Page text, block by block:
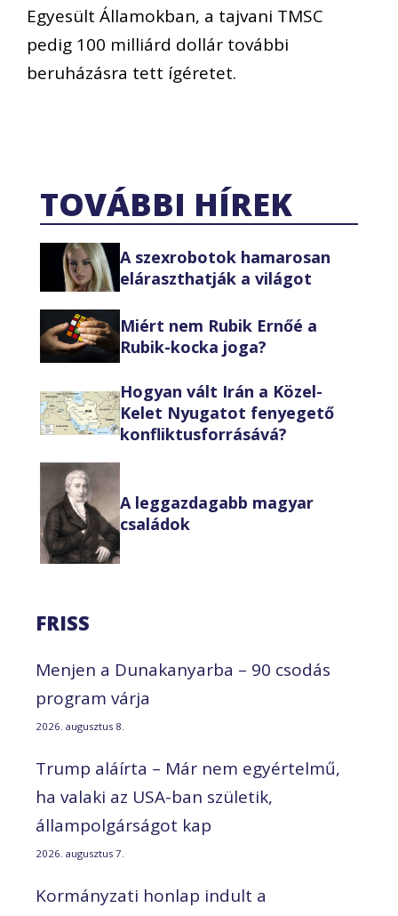
Egyesült Államokban, a tajvani TMSC
pedig 100 milliárd dollár további
beruházásra tett ígéretet.
TOVÁBBI HÍREK
A szexrobotok hamarosan
eláraszthatják a világot
Miért nem Rubik Ernőé a
Rubik-kocka joga?
Hogyan vált Irán a Közel-
Kelet Nyugatot fenyegető
konfliktusforrásává?
A leggazdagabb magyar
családok
FRISS
Menjen a Dunakanyarba – 90 csodás
program várja
2026. augusztus 8.
Trump aláírta – Már nem egyértelmű,
ha valaki az USA-ban születik,
állampolgárságot kap
2026. augusztus 7.
Kormányzati honlap indult a